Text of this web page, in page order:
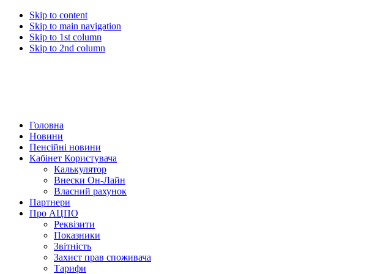
Skip to content
Skip to main navigation
Skip to 1st column
Skip to 2nd column
Головна
Новини
Пенсійні новини
Кабінет Користувача
Калькулятор
Внески Он-Лайн
Власний рахунок
Партнери
Про АЦПО
Реквізити
Показники
Звітність
Захист прав споживача
Тарифи